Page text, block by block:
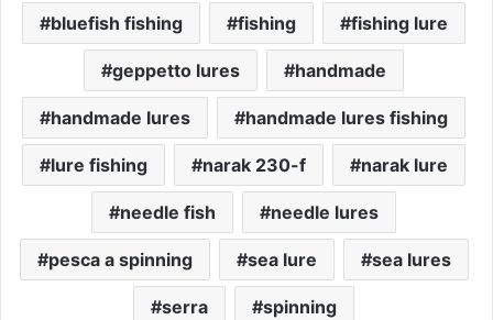
bluefish fishing fishing fishing lure
geppetto lures handmade
handmade lures handmade lures fishing
lure fishing narak 230-f narak lure
needle fish needle lures
pesca a spinning sea lure sea lures
serra spinning